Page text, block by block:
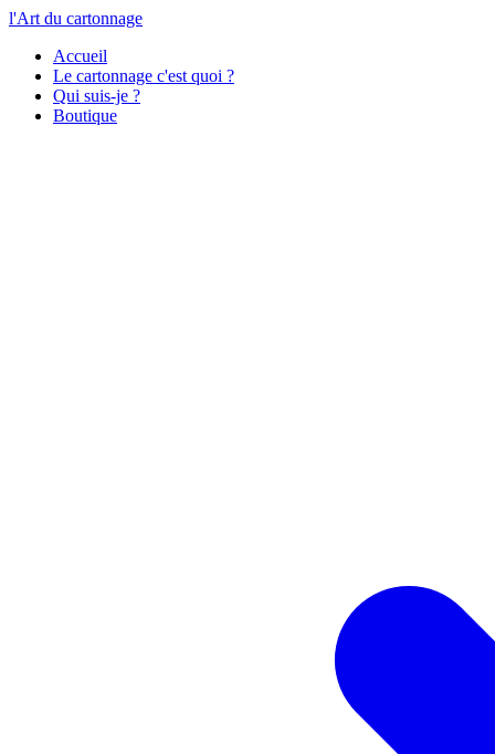
l'Art du cartonnage
Accueil
Le cartonnage c'est quoi ?
Qui suis-je ?
Boutique